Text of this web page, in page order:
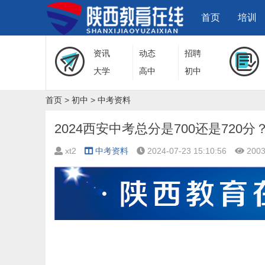
首页 培训
资讯 动态
招聘
大学
高中 初中
首页 > 初中 > 中考资料
2024西安中考总分是700还是720分
xt2 中考资料 2024-07-23 15:10:56 2003